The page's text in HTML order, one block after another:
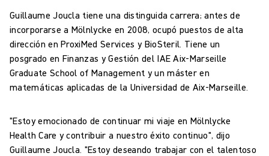
Guillaume Joucla tiene una distinguida carrera; antes de
incorporarse a Mölnlycke en 2008, ocupó puestos de alta
dirección en ProxiMed Services y BioSteril. Tiene un
posgrado en Finanzas y Gestión del IAE Aix-Marseille
Graduate School of Management y un máster en
matemáticas aplicadas de la Universidad de Aix-Marseille.
"Estoy emocionado de continuar mi viaje en Mölnlycke
Health Care y contribuir a nuestro éxito continuo", dijo
Guillaume Joucla. "Estoy deseando trabajar con el talentoso